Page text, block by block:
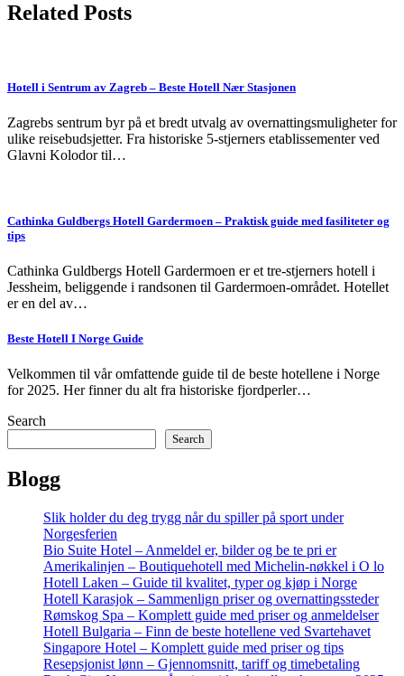
Related Posts
Hotell i Sentrum av Zagreb – Beste Hotell Nær Stasjonen
Zagrebs sentrum byr på et bredt utvalg av overnattingsmuligheter for
ulike reisebudsjetter. Fra historiske 5-stjerners etablissementer ved
Glavni Kolodor til…
Cathinka Guldbergs Hotell Gardermoen – Praktisk guide med fasiliteter og
tips
Cathinka Guldbergs Hotell Gardermoen er et tre-stjerners hotell i
Jessheim, beliggende i randsonen til Gardermoen-området. Hotellet
er en del av…
Beste Hotell I Norge Guide
Velkommen til vår omfattende guide til de beste hotellene i Norge
for 2025. Her finner du alt fra historiske fjordperler…
Search
Search
Blogg
Slik holder du deg trygg når du spiller på sport under
Norgesferien
Bio Suite Hotel – Anmeldel er, bilder og be te pri er
Amerikalinjen – Boutiquehotell med Michelin-nøkkel i O lo
Hotell Laken – Guide til kvalitet, typer og kjøp i Norge
Hotell Karasjok – Sammenlign priser og overnattingssteder
Rømskog Spa – Komplett guide med priser og anmeldelser
Hotell Bulgaria – Finn de beste hotellene ved Svartehavet
Singapore Hotel – Komplett guide med priser og tips
Resepsjonist lønn – Gjennomsnitt, tariff og timebetaling